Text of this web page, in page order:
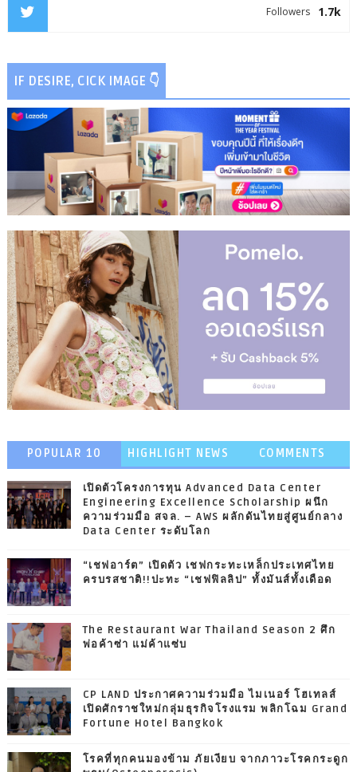
1.7k
Followers
IF DESIRE, CICK IMAGE 👇
POPULAR 10 HIGHLIGHT NEWS COMMENTS
เปิดตัวโครงการทุน Advanced Data Center
Engineering Excellence Scholarship ผนึก
ความร่วมมือ สจล. – AWS ผลักดันไทยสู่ศูนย์กลาง
Data Center ระดับโลก
“เชฟอาร์ต” เปิดตัว เชฟกระทะเหล็กประเทศไทย
ครบรสชาติ!!ปะทะ “เชฟฟิลลิป” ทั้งมันส์ทั้งเดือด
The Restaurant War Thailand Season 2 ศึก
พ่อค้าซ่า แม่ค้าแซ่บ
CP LAND ประกาศความร่วมมือ ไมเนอร์ โฮเทลส์
เปิดศักราชใหม่กลุ่มธุรกิจโรงแรม พลิกโฉม Grand
Fortune Hotel Bangkok
โรคที่ทุกคนมองข้าม ภัยเงียบ จากภาวะโรคกระดูก